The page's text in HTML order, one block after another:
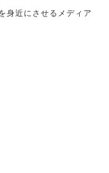
身近にさせるメディア